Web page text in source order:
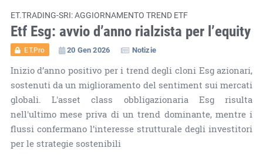
ET.TRADING-SRI: AGGIORNAMENTO TREND ETF
Etf Esg: avvio d’anno rialzista per l’equity
ET.Pro 20 Gen 2026 Notizie
Inizio d’anno positivo per i trend degli cloni Esg azionari,
sostenuti da un miglioramento del sentiment sui mercati
globali. L'asset class obbligazionaria Esg risulta
nell'ultimo mese priva di un trend dominante, mentre i
flussi confermano l’interesse strutturale degli investitori
per le strategie sostenibili